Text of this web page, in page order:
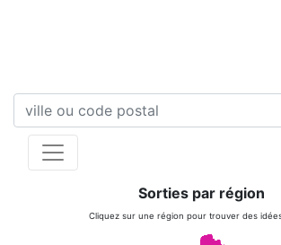
Sorties par région
Cliquez sur une région pour trouver des